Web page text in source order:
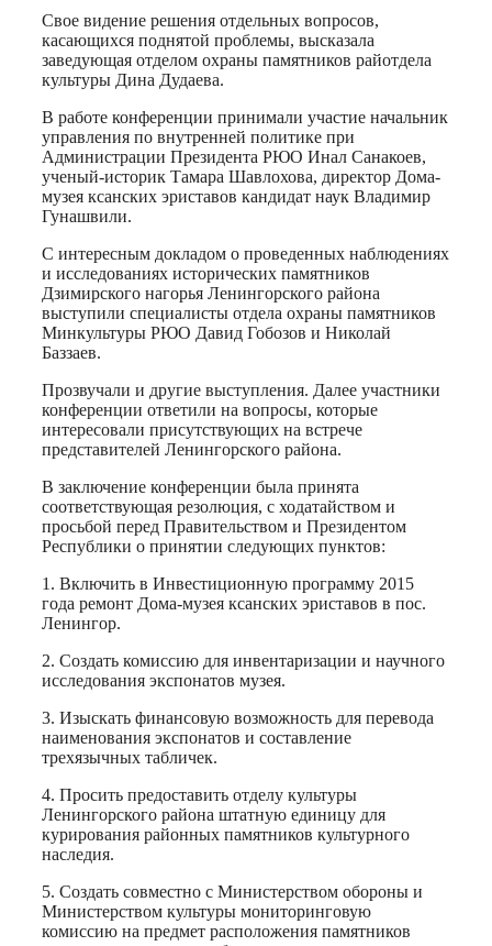
Свое видение решения отдельных вопросов,
касающихся поднятой проблемы, высказала
заведующая отделом охраны памятников райотдела
культуры Дина Дудаева.
В работе конференции принимали участие начальник
управления по внутренней политике при
Администрации Президента РЮО Инал Санакоев,
ученый-историк Тамара Шавлохова, директор Дома-
музея ксанских эриставов кандидат наук Владимир
Гунашвили.
С интересным докладом о проведенных наблюдениях
и исследованиях исторических памятников
Дзимирского нагорья Ленингорского района
выступили специалисты отдела охраны памятников
Минкультуры РЮО Давид Гобозов и Николай
Баззаев.
Прозвучали и другие выступления. Далее участники
конференции ответили на вопросы, которые
интересовали присутствующих на встрече
представителей Ленингорского района.
В заключение конференции была принята
соответствующая резолюция, с ходатайством и
просьбой перед Правительством и Президентом
Республики о принятии следующих пунктов:
1. Включить в Инвестиционную программу 2015
года ремонт Дома-музея ксанских эриставов в пос.
Ленингор.
2. Создать комиссию для инвентаризации и научного
исследования экспонатов музея.
3. Изыскать финансовую возможность для перевода
наименования экспонатов и составление
трехязычных табличек.
4. Просить предоставить отделу культуры
Ленингорского района штатную единицу для
курирования районных памятников культурного
наследия.
5. Создать совместно с Министерством обороны и
Министерством культуры мониторинговую
комиссию на предмет расположения памятников